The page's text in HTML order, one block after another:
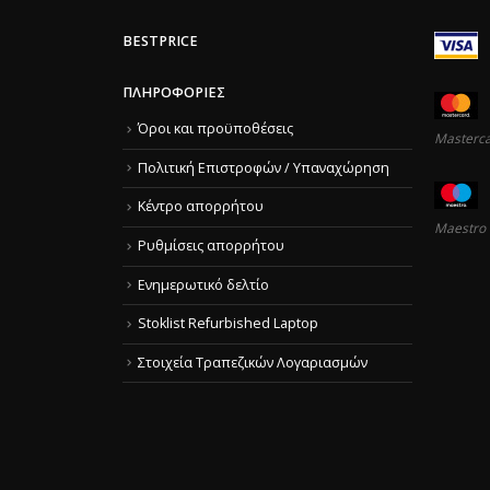
BESTPRICE
ΠΛΗΡΟΦΟΡΊΕΣ
Όροι και προϋποθέσεις
Πολιτική Επιστροφών / Υπαναχώρηση
Κέντρο απορρήτου
Ρυθμίσεις απορρήτου
Ενημερωτικό δελτίο
Stoklist Refurbished Laptop
Στοιχεία Τραπεζικών Λογαριασμών
Maestro